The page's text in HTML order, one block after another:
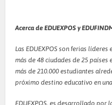
Acerca de EDUEXPOS y
Las EDUEXPOS son ferias
más de 48 ciudades de 25 países
más de 210.000 estudiantes
próximo destino educativo en una
EDUEXPOS, es desarrollado por